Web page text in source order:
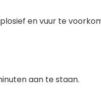
en vuur te
aan te staan.